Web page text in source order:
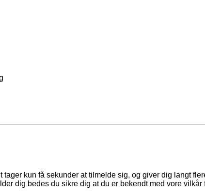
kun få sekunder at tilmelde sig, og giver dig langt
dig bedes du sikre dig at du er bekendt med vore